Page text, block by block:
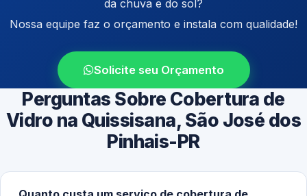
da chuva e do sol?
Nossa equipe faz o orçamento e instala com qualidade!
Solicite seu Orçamento
Perguntas Sobre Cobertura de
Vidro na Quissisana, São José dos
Pinhais-PR